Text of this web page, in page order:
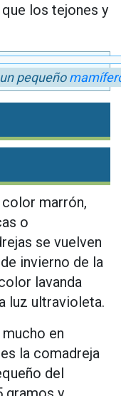
los tejones y
pequeño
marrón,
o
se vuelven
invierno de la
lavanda
luz ultravioleta.
en
la comadreja
del